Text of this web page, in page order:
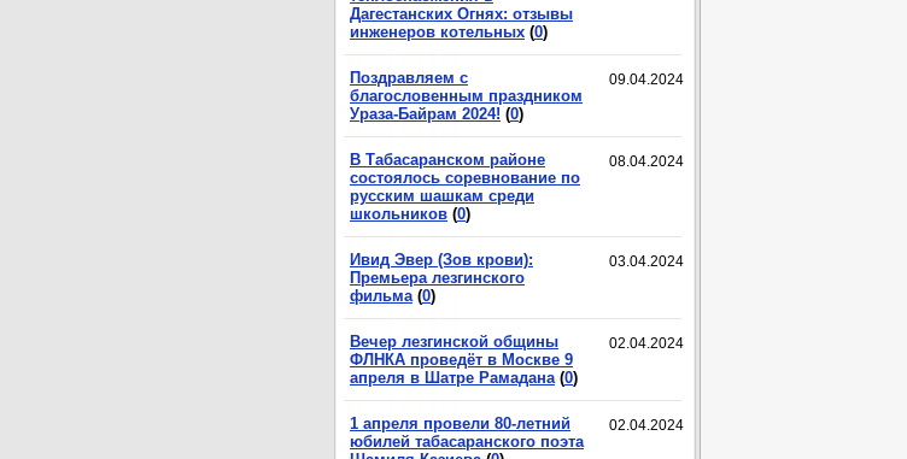
Дагестанских Огнях: отзывы
инженеров котельных (0)
09.04.2024
Поздравляем с
благословенным праздником
Ураза-Байрам 2024! (0)
08.04.2024
В Табасаранском районе
состоялось соревнование по
русским шашкам среди
школьников (0)
03.04.2024
Ивид Эвер (Зов крови):
Премьера лезгинского
фильма (0)
02.04.2024
Вечер лезгинской общины
ФЛНКА проведёт в Москве 9
апреля в Шатре Рамадана (0)
02.04.2024
1 апреля провели 80-летний
юбилей табасаранского поэта